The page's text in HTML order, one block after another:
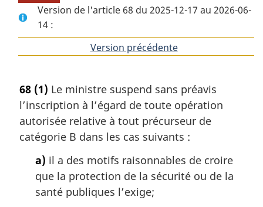
Version de l'article 68 du 2025-12-17 au 2026-06-
14 :
Version précédentede
68 (1) Le ministre suspend sans préavis
l’inscription à l’égard de toute opération
autorisée relative à tout précurseur de
catégorie B dans les cas suivants :
a) il a des motifs raisonnables de croire
que la protection de la sécurité ou de la
santé publiques l’exige;